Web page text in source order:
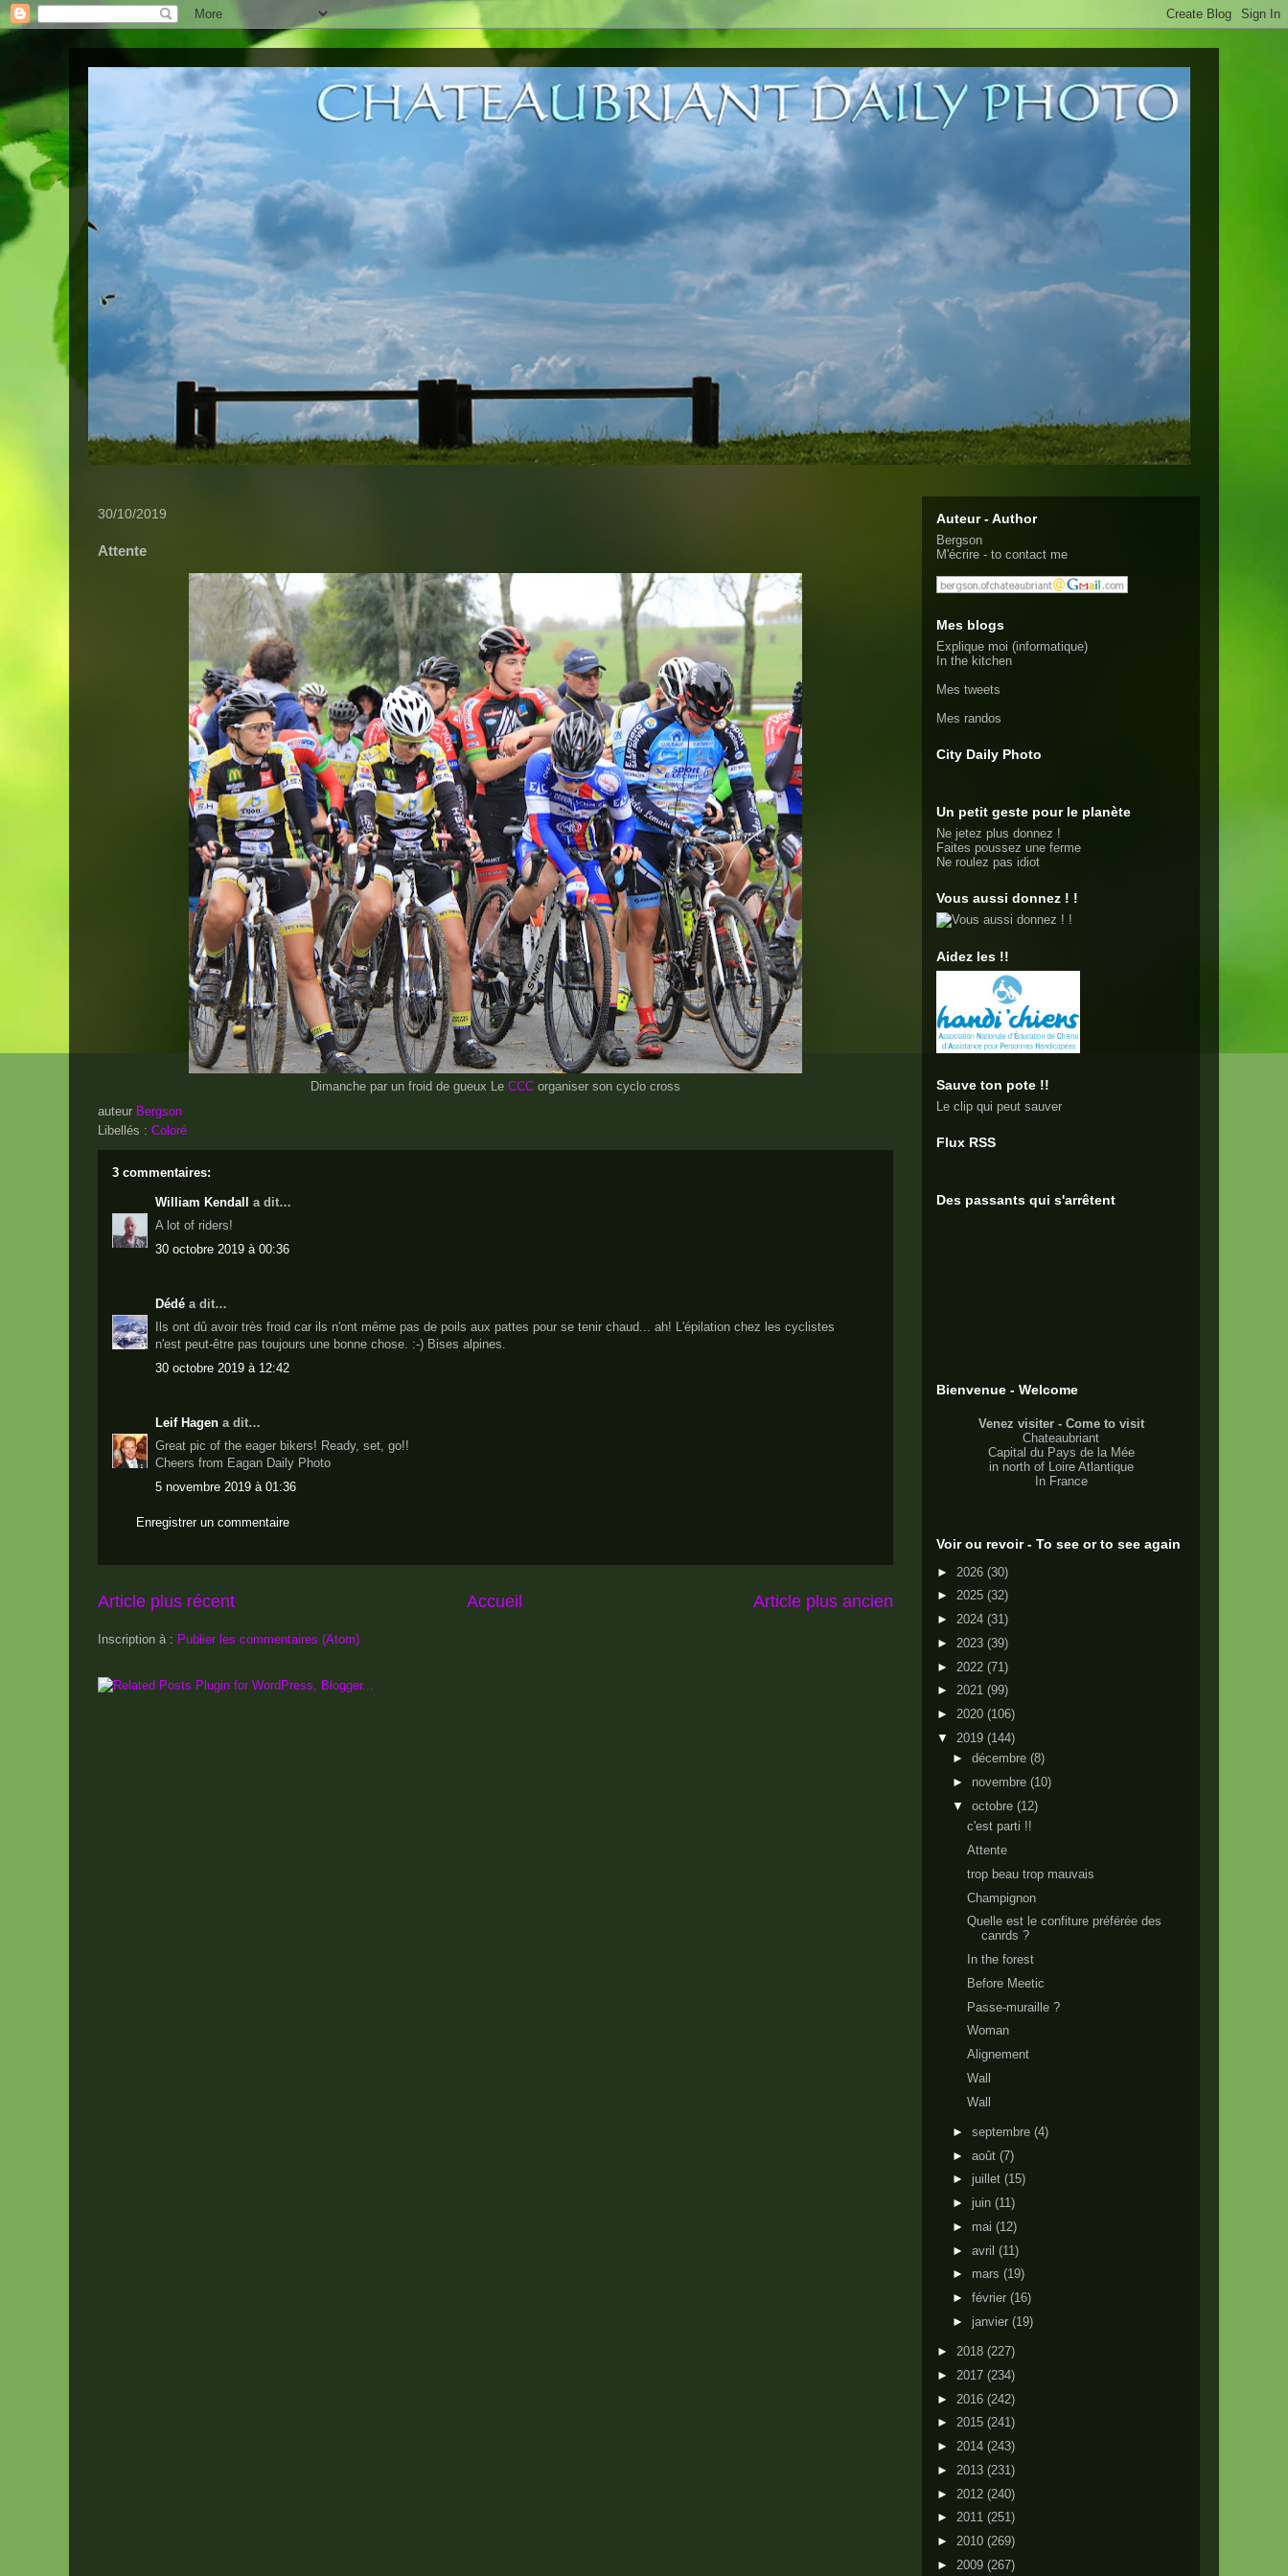
30/10/2019
Attente
Dimanche par un froid de gueux Le CCC organiser son cyclo cross
auteur Bergson
Libellés : Coloré
3 commentaires:
William Kendall a dit…
A lot of riders!
30 octobre 2019 à 00:36
Dédé a dit…
Ils ont dû avoir très froid car ils n'ont même pas de poils aux pattes pour se tenir chaud... ah! L'épilation chez les cyclistes
n'est peut-être pas toujours une bonne chose. :-) Bises alpines.
30 octobre 2019 à 12:42
Leif Hagen a dit…
Great pic of the eager bikers! Ready, set, go!!
Cheers from Eagan Daily Photo
5 novembre 2019 à 01:36
Enregistrer un commentaire
Article plus récent Article plus ancien
Accueil
Inscription à : Publier les commentaires (Atom)
Auteur - Author
Bergson
M'écrire - to contact me
Mes blogs
Explique moi (informatique)
In the kitchen
Mes tweets
Mes randos
City Daily Photo
Un petit geste pour le planète
Ne jetez plus donnez !
Faites poussez une ferme
Ne roulez pas idiot
Vous aussi donnez ! !
Aidez les !!
Sauve ton pote !!
Le clip qui peut sauver
Flux RSS
Des passants qui s'arrêtent
Bienvenue - Welcome
Venez visiter - Come to visit
Chateaubriant
Capital du Pays de la Mée
in north of Loire Atlantique
In France
Voir ou revoir - To see or to see again
► 2026 (30)
► 2025 (32)
► 2024 (31)
► 2023 (39)
► 2022 (71)
► 2021 (99)
► 2020 (106)
▼ 2019 (144)
► décembre (8)
► novembre (10)
▼ octobre (12)
c'est parti !!
Attente
trop beau trop mauvais
Champignon
Quelle est le confiture préférée des
canrds ?
In the forest
Before Meetic
Passe-muraille ?
Woman
Alignement
Wall
Wall
► septembre (4)
► août (7)
► juillet (15)
► juin (11)
► mai (12)
► avril (11)
► mars (19)
► février (16)
► janvier (19)
► 2018 (227)
► 2017 (234)
► 2016 (242)
► 2015 (241)
► 2014 (243)
► 2013 (231)
► 2012 (240)
► 2011 (251)
► 2010 (269)
► 2009 (267)